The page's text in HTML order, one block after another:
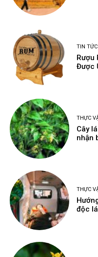
TIN TỨC
Rượu
Được
THỰC
Cây
nhận
THỰC
độc